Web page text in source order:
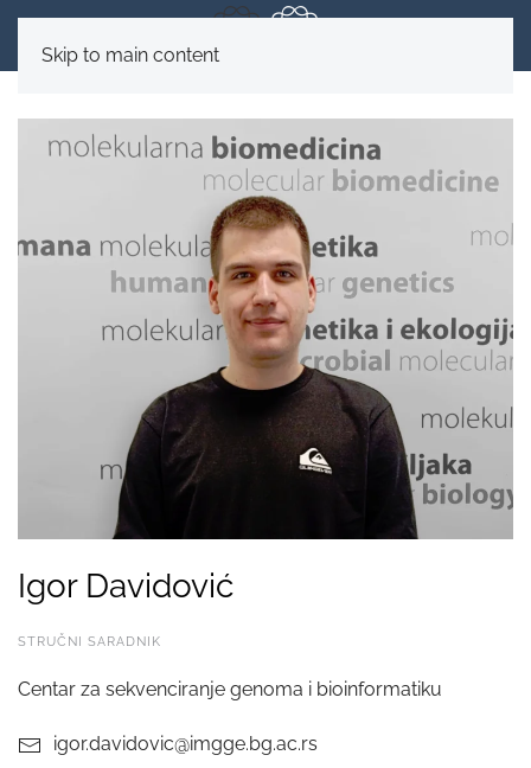
Skip to main content
Igor Davidović
STRUČNI SARADNIK
Centar za sekvenciranje genoma i bioinformatiku
igor.davidovic@imgge.bg.ac.rs